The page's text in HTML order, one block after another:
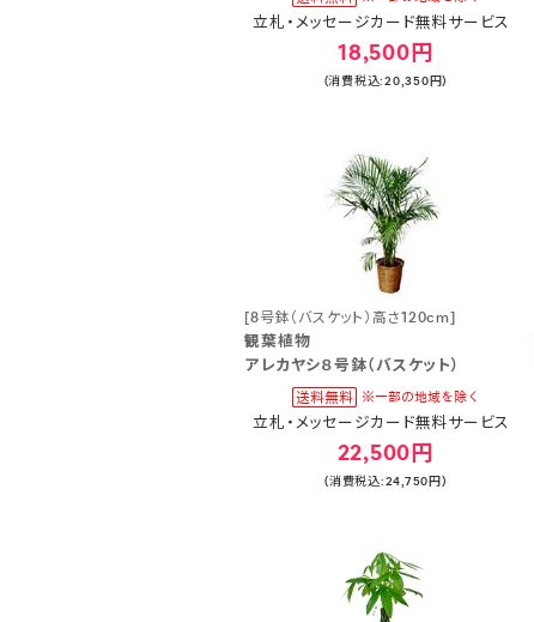
立札・メッセージカード無料サービス
18,500円
(消費税込:20,350円)
[8号鉢（バスケット）高さ120cm]
観葉植物
アレカヤシ８号鉢（バスケット）
立札・メッセージカード無料サービス
22,500円
(消費税込:24,750円)